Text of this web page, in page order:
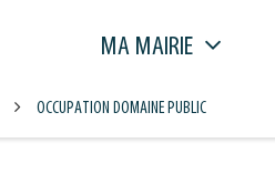
MA MAIRIE
OCCUPATION DOMAINE PUBLIC